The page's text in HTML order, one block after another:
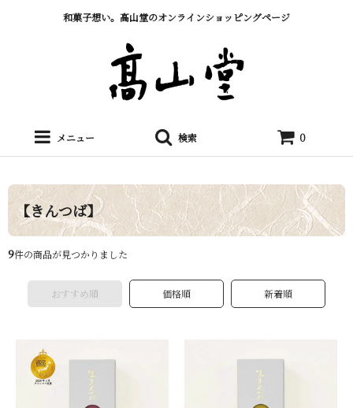
和菓子想い。髙山堂のオンラインショッピングページ
メニュー 検索 0
【きんつば】
9件の商品が見つかりました
おすすめ順 価格順 新着順